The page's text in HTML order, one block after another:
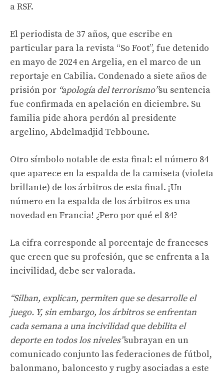
a RSF.
El periodista de 37 años, que escribe en
particular para la revista “So Foot”, fue detenido
en mayo de 2024 en Argelia, en el marco de un
reportaje en Cabilia. Condenado a siete años de
prisión por “apología del terrorismo”su sentencia
fue confirmada en apelación en diciembre. Su
familia pide ahora perdón al presidente
argelino, Abdelmadjid Tebboune.
Otro símbolo notable de esta final: el número 84
que aparece en la espalda de la camiseta (violeta
brillante) de los árbitros de esta final. ¡Un
número en la espalda de los árbitros es una
novedad en Francia! ¿Pero por qué el 84?
La cifra corresponde al porcentaje de franceses
que creen que su profesión, que se enfrenta a la
incivilidad, debe ser valorada.
“Silban, explican, permiten que se desarrolle el
juego. Y, sin embargo, los árbitros se enfrentan
cada semana a una incivilidad que debilita el
deporte en todos los niveles”subrayan en un
comunicado conjunto las federaciones de fútbol, ​​
balonmano, baloncesto y rugby asociadas a este